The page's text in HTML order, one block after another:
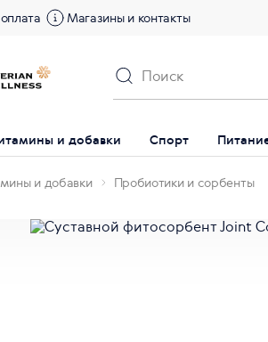
Магазины и контакты
и добавки Спорт
и добавки Пробиотики и сорбенты